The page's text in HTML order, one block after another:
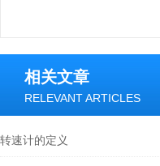
相关文章
RELEVANT ARTICLES
转速计的定义